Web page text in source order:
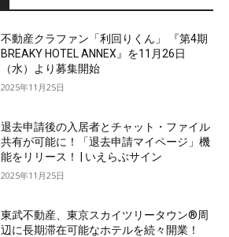
不動産クラファン「利回りくん」 『第4期
BREAKY HOTEL ANNEX』を11月26日
（水）より募集開始
2025年11月25日
退去申請後の入居者とチャット・ファイル
共有が可能に！「退去申請マイページ」機
能をリリース！ | いえらぶサイン
2025年11月25日
東武不動産、東京スカイツリータウン®周
辺に長期滞在可能なホテルを続々開業！